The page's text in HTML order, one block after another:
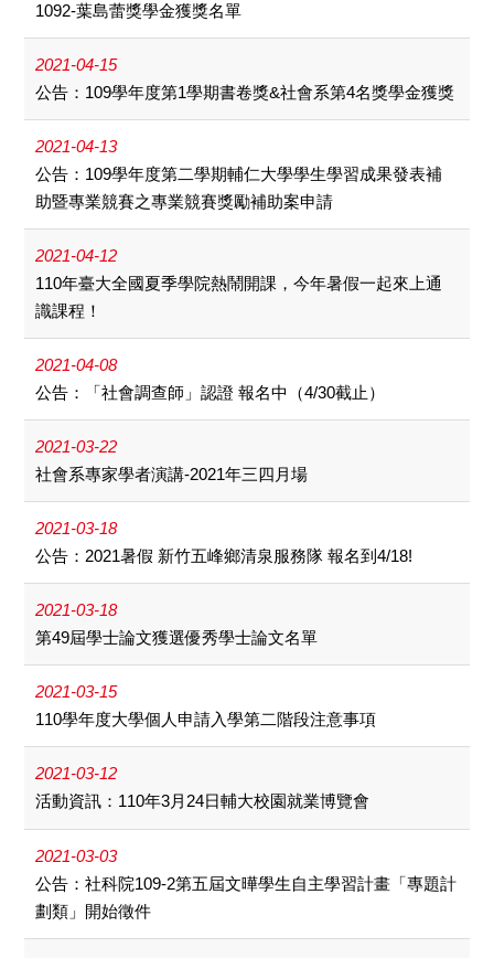
1092-葉島蕾獎學金獲獎名單
2021-04-15
公告：109學年度第1學期書卷獎&社會系第4名獎學金獲獎
2021-04-13
公告：109學年度第二學期輔仁大學學生學習成果發表補
助暨專業競賽之專業競賽獎勵補助案申請
2021-04-12
110年臺大全國夏季學院熱鬧開課，今年暑假一起來上通
識課程！
2021-04-08
公告：「社會調查師」認證 報名中（4/30截止）
2021-03-22
社會系專家學者演講-2021年三四月場
2021-03-18
公告：2021暑假 新竹五峰鄉清泉服務隊 報名到4/18!
2021-03-18
第49屆學士論文獲選優秀學士論文名單
2021-03-15
110學年度大學個人申請入學第二階段注意事項
2021-03-12
活動資訊：110年3月24日輔大校園就業博覽會
2021-03-03
公告：社科院109-2第五屆文曄學生自主學習計畫「專題計
劃類」開始徵件